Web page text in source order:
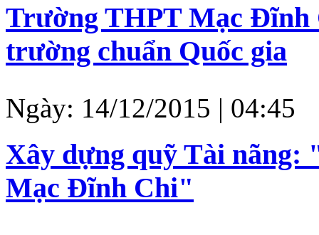
Trường THPT Mạc Đĩnh
trường chuẩn Quốc gia
Ngày: 14/12/2015 | 04:45
Xây dựng quỹ Tài nãng:
Mạc Ðĩnh Chi"